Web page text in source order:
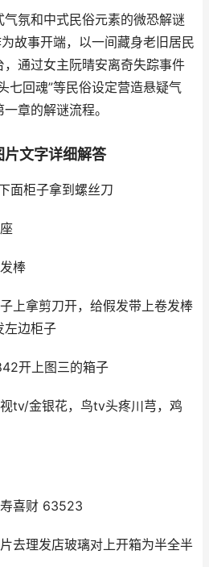
气氛和中式民俗元素的微恐解谜
故事开端，以一间藏身老旧居民
通过女主阮晴安离奇失踪事件
七回魂”等民俗设定营造悬疑气
章的解谜流程。
文字详细解答
面柜子拿到螺丝刀
棒
上拿剪刀开，给假发带上卷发棒
左边柜子
开上图三的箱子
tv/金银花，鸟tv头疼川芎，鸡
喜财 63523
去理发店玻璃对上开箱为半全半